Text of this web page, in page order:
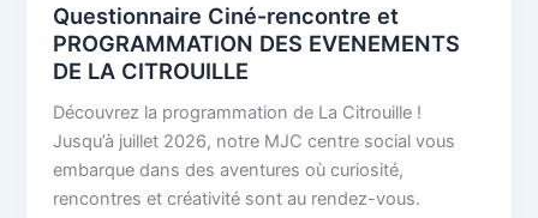
Questionnaire Ciné-rencontre et
PROGRAMMATION DES EVENEMENTS
DE LA CITROUILLE
Découvrez la programmation de La Citrouille !
Jusqu’à juillet 2026, notre MJC centre social vous
embarque dans des aventures où curiosité,
rencontres et créativité sont au rendez-vous.